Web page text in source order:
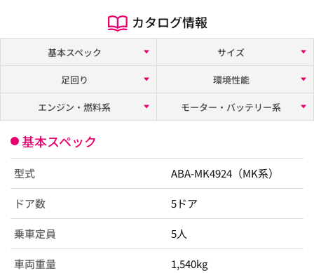
カタログ情報
基本スペック
サイズ
足回り
環境性能
エンジン・燃料系
モーター・バッテリー系
基本スペック
型式 ABA-MK4924（MK系）
ドア数 5ドア
乗車定員 5人
車両重量 1,540kg